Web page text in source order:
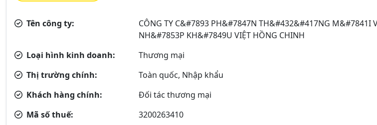
Tên công ty:
CÔNG TY C&#7893 PH&#7847N TH&#432&#417NG M&#7841I
NH&#7853P KH&#7849U VIỆT HỒNG CHINH
Loại hình kinh doanh:
Thương mại
Thị trường chính:
Toàn quốc, Nhập khẩu
Khách hàng chính:
Đối tác thương mại
Mã số thuế:
3200263410